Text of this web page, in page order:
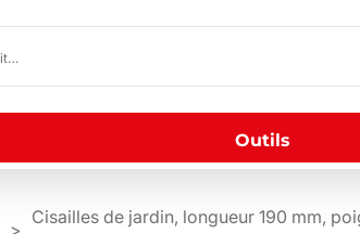
Outils
Cisailles de jardin, longueur 190 mm,